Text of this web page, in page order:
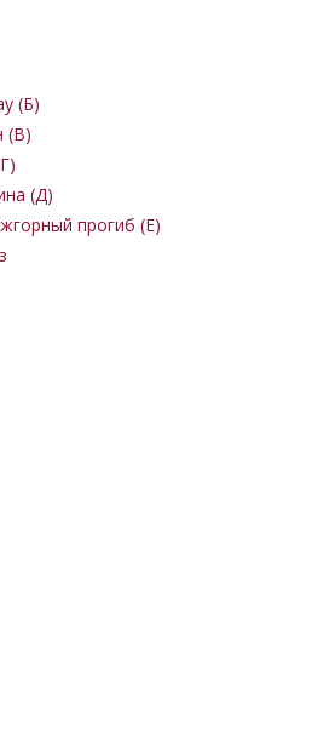
(Б)
(B)
(Д)
прогиб (Е)